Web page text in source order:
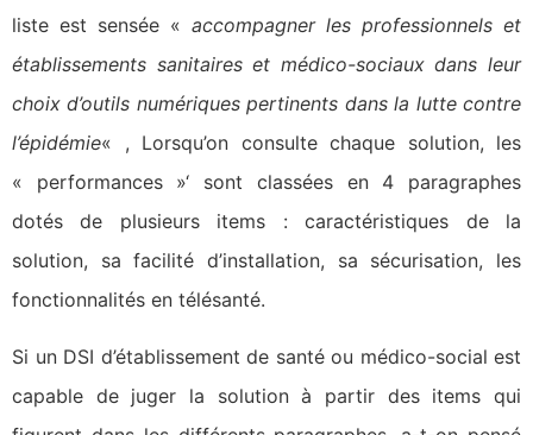
liste est sensée « accompagner les professionnels et
établissements sanitaires et médico-sociaux dans leur
choix d’outils numériques pertinents dans la lutte contre
l’épidémie« , Lorsqu’on consulte chaque solution, les
« performances »‘ sont classées en 4 paragraphes
dotés de plusieurs items : caractéristiques de la
solution, sa facilité d’installation, sa sécurisation, les
fonctionnalités en télésanté.
Si un DSI d’établissement de santé ou médico-social est
capable de juger la solution à partir des items qui